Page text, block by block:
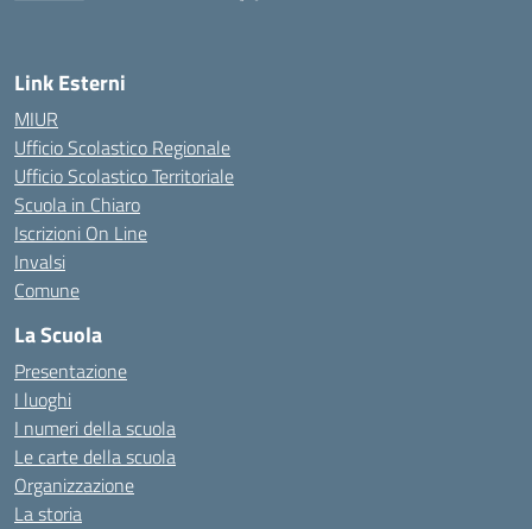
Link Esterni
MIUR
Ufficio Scolastico Regionale
Ufficio Scolastico Territoriale
Scuola in Chiaro
Iscrizioni On Line
Invalsi
Comune
La Scuola
Presentazione
I luoghi
I numeri della scuola
Le carte della scuola
Organizzazione
La storia